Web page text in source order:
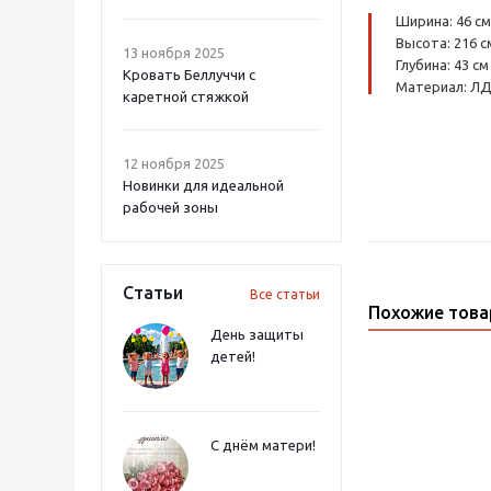
13 ноября 2025
Кровать Беллуччи с
каретной стяжкой
12 ноября 2025
Новинки для идеальной
рабочей зоны
Статьи Все статьи
День защиты
детей!
С днём матери!
Ширина: 46
Высота: 216
Глубина: 43 см
Материал:
Похожие